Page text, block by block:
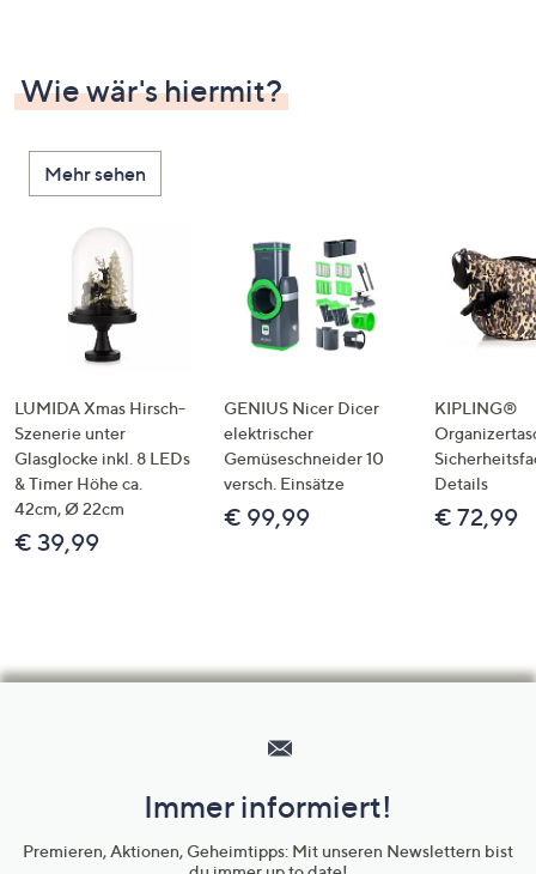
Wie wär's hiermit?
Mehr sehen
LUMIDA Xmas Hirsch-
Szenerie unter
Glasglocke inkl. 8 LEDs
& Timer Höhe ca.
42cm, Ø 22cm
€ 39,99
GENIUS Nicer Dicer
elektrischer
Gemüseschneider 10
versch. Einsätze
€ 99,99
KIPLING®
Details
€ 72,99
Unternehmensinformationen
Immer informiert!
Premieren, Aktionen, Geheimtipps: Mit unseren Newslettern bist